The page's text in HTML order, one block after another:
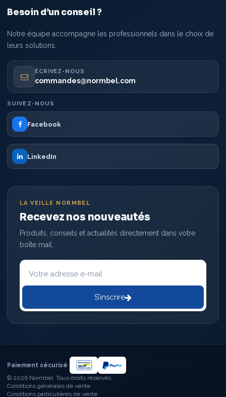
Besoin d’un conseil ?
Notre équipe accompagne les professionnels dans le choix de
leurs solutions.
ÉCRIVEZ-NOUS
commandes@normbel.com
SUIVEZ-NOUS
Facebook
LinkedIn
LA VEILLE NORMBEL
Recevez nos nouveautés
Produits, conseils et actualités directement dans votre
boîte mail.
Votre
adresse
mail
S’inscrire
© 2026 Normbel. Tous droits réservés.
Conditions générales de vente
Conditions particulières de vente
Paiement sécurisé